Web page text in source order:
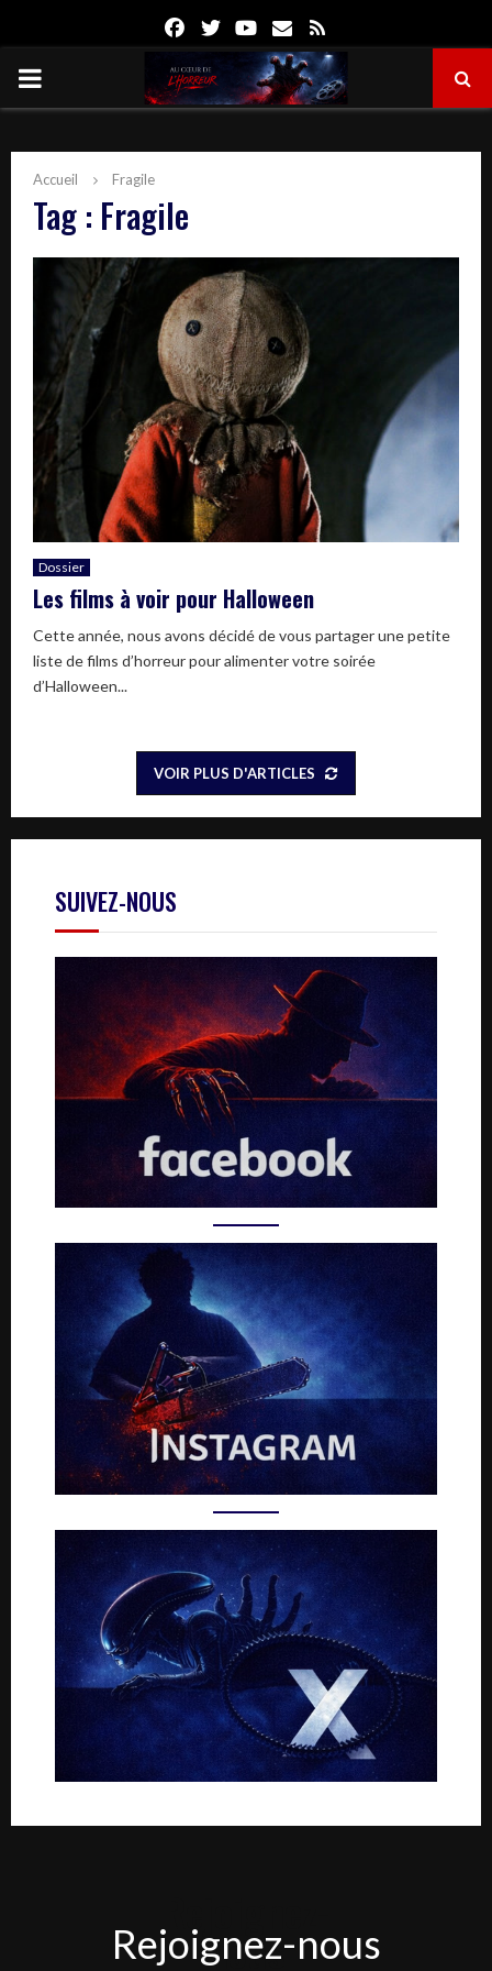
FacebookTwitterYoutube
Email
PRIMARY
Accueil Fragile
Tag : Fragile
Dossier
Les films à voir pour Halloween
Cette année, nous avons décidé de vous partager une petite
liste de films d’horreur pour alimenter votre soirée
d’Halloween...
VOIR PLUS D'ARTICLES
SUIVEZ-NOUS
nous
Rejoignez-nous